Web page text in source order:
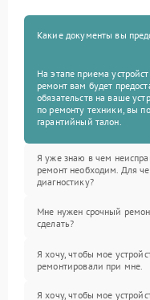
Какие документы вы
На этапе приема
ремонт вам будет
обязательств на ваше
по ремонту техники, вы
гарантийный талон.
Я уже знаю в чем
ремонт необходим. Для
диагностику?
Мне нужен срочный
сделать?
Я хочу, чтобы мое
ремонтировали при мне.
Я хочу, чтобы мое